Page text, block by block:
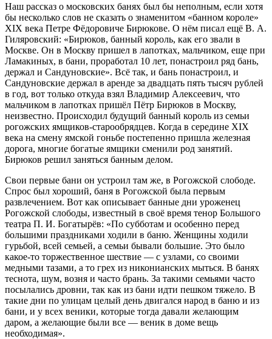
Наш рассказ о московских банях был бы неполным, если хотя
бы несколько слов не сказать о знаменитом «банном короле»
XIX века Петре Фёдоровиче Бирюкове. О нём писал ещё В. А.
Гиляровский: «Бирюков, банный король, как его звали в
Москве. Он в Москву пришел в лапотках, мальчиком, еще при
Ламакиных, в бани, проработал 10 лет, понастроил ряд бань,
держал и Сандуновские». Всё так, и бань понастроил, и
Сандуновские держал в аренде за двадцать пять тысяч рублей
в год, вот только откуда взял Владимир Алексеевич, что
мальчиком в лапотках пришёл Пётр Бирюков в Москву,
неизвестно. Происходил будущий банный король из семьи
рогожских ямщиков-старообрядцев. Когда в середине XIX
века на смену ямской гоньбе постепенно пришла железная
дорога, многие богатые ямщики сменили род занятий.
Бирюков решил заняться банным делом.
Свои первые бани он устроил там же, в Рогожской слободе.
Спрос был хороший, баня в Рогожской была первым
развлечением. Вот как описывает банные дни уроженец
Рогожской слободы, известный в своё время тенор Большого
театра П. И. Богатырёв: «По субботам и особенно перед
большими праздниками ходили в баню. Женщины ходили
гурьбой, всей семьей, а семьи бывали большие. Это было
какое-то торжественное шествие — с узлами, со своими
медными тазами, а то грех из никонианских мыться. В банях
теснота, шум, возня и часто брань. За такими семьями часто
посылались дровни, так как из бани идти пешком тяжело. В
такие дни по улицам целый день двигался народ в баню и из
бани, и у всех веники, которые тогда давали желающим
даром, а желающие были все — веник в доме вещь
необходимая».